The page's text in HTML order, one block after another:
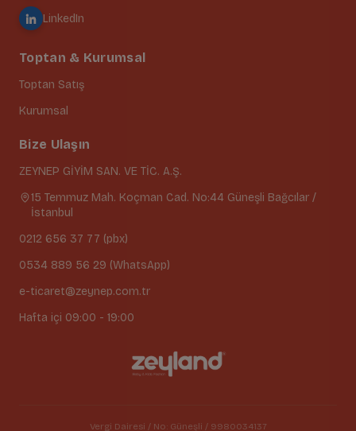
LinkedIn
Toptan & Kurumsal
Toptan Satış
Kurumsal
Bize Ulaşın
ZEYNEP GİYİM SAN. VE TİC. A.Ş.
15 Temmuz Mah. Koçman Cad. No:44 Güneşli Bağcılar /
İstanbul
0212 656 37 77 (pbx)
0534 889 56 29 (WhatsApp)
e-ticaret@zeynep.com.tr
Hafta içi 09:00 - 19:00
Vergi Dairesi / No: Güneşli / 9980034137